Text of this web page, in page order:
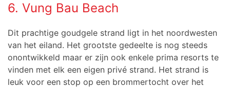
6. Vung Bau Beach
Dit prachtige goudgele strand ligt in het noordwesten
van het eiland. Het grootste gedeelte is nog steeds
onontwikkeld maar er zijn ook enkele prima resorts te
vinden met elk een eigen privé strand. Het strand is
leuk voor een stop op een brommertocht over het